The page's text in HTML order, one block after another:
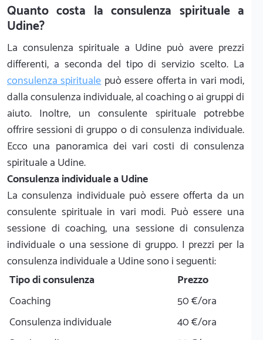
Quanto costa la consulenza spirituale a
Udine?
La consulenza spirituale a Udine può avere prezzi
differenti, a seconda del tipo di servizio scelto. La
consulenza spiritualepuò essere offerta in vari modi,
dalla consulenza individuale, al coaching o ai gruppi di
aiuto. Inoltre, un consulente spirituale potrebbe
offrire sessioni di gruppo o di consulenza individuale.
Ecco una panoramica dei vari costi di consulenza
spirituale a Udine.
Consulenza individuale a Udine
La consulenza individuale può essere offerta da un
consulente spirituale in vari modi. Può essere una
sessione di coaching, una sessione di consulenza
individuale o una sessione di gruppo. I prezzi per la
consulenza individuale a Udine sono i seguenti:
Tipo di consulenza
Prezzo
Coaching
50 €/ora
Consulenza individuale
40 €/ora